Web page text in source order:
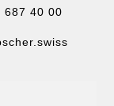
687 40 00